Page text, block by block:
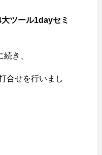
ツール1dayセミ
き、
合せを行いまし